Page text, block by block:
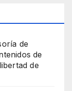
de
de
de